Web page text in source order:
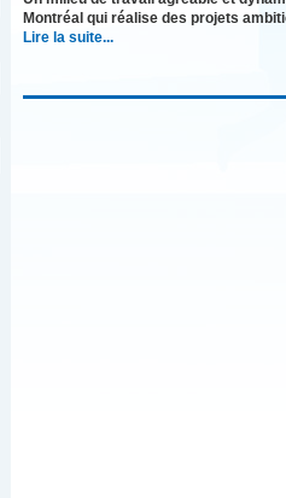
Montréal qui réalise des projets
Lire la suite...